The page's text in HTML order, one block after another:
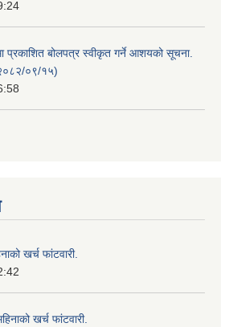
प्रकाशित बोलपत्र स्वीकृत गर्ने आशयको सूचना.
०९/१५)
खर्च फांटवारी.
खर्च फांटवारी.